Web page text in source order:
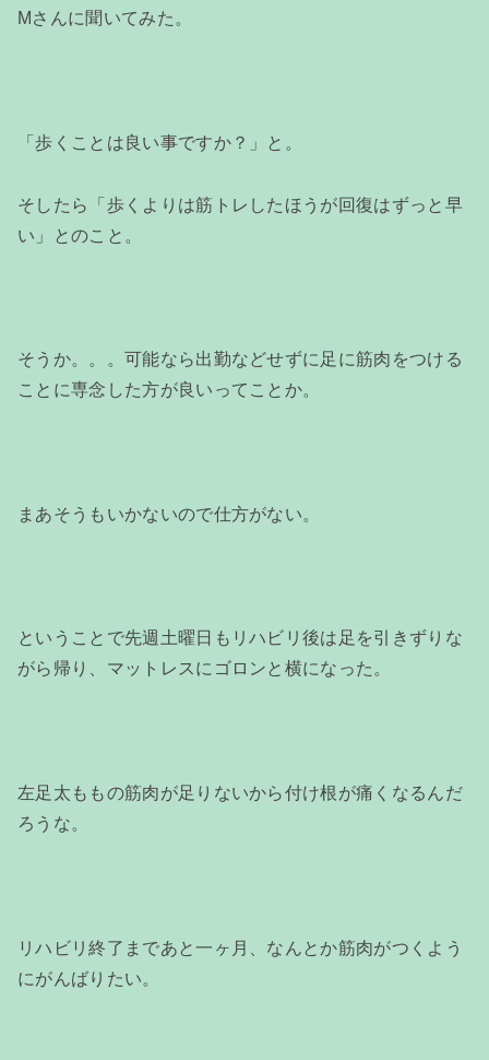
Mさんに聞いてみた。
「歩くことは良い事ですか？」と。
そしたら「歩くよりは筋トレしたほうが回復はずっと早
い」とのこと。
そうか。。。可能なら出勤などせずに足に筋肉をつける
ことに専念した方が良いってことか。
まあそうもいかないので仕方がない。
ということで先週土曜日もリハビリ後は足を引きずりな
がら帰り、マットレスにゴロンと横になった。
左足太ももの筋肉が足りないから付け根が痛くなるんだ
ろうな。
リハビリ終了まであと一ヶ月、なんとか筋肉がつくよう
にがんばりたい。